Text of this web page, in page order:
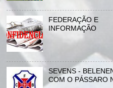
FEDERAÇÃO E
INFORMAÇÃO
SEVENS -
COM O PÁSSARO